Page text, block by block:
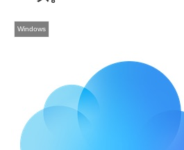
Windows